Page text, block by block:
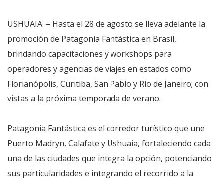
USHUAIA. – Hasta el 28 de agosto se lleva adelante la
promoción de Patagonia Fantástica en Brasil,
brindando capacitaciones y workshops para
operadores y agencias de viajes en estados como
Florianópolis, Curitiba, San Pablo y Río de Janeiro; con
vistas a la próxima temporada de verano.
Patagonia Fantástica es el corredor turístico que une
Puerto Madryn, Calafate y Ushuaia, fortaleciendo cada
una de las ciudades que integra la opción, potenciando
sus particularidades e integrando el recorrido a la